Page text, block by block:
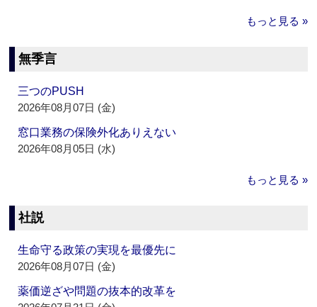
もっと見る »
無季言
三つのPUSH
2026年08月07日 (金)
窓口業務の保険外化ありえない
2026年08月05日 (水)
もっと見る »
社説
生命守る政策の実現を最優先に
2026年08月07日 (金)
薬価逆ざや問題の抜本的改革を